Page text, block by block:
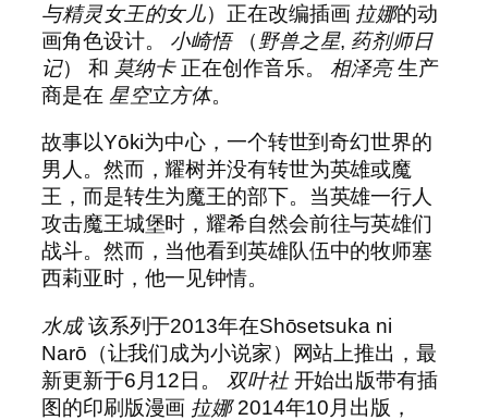
与精灵女王的女儿）正在改编插画 拉娜的动
画角色设计。 小崎悟（ 野兽之星, 药剂师日
记） 和 莫纳卡正在创作音乐。相泽亮生产
商是在 星空立方体。
故事以Yōki为中心，一个转世到奇幻世界的
男人。然而，耀树并没有转世为英雄或魔
王，而是转生为魔王的部下。当英雄一行人
攻击魔王城堡时，耀希自然会前往与英雄们
战斗。然而，当他看到英雄队伍中的牧师塞
西莉亚时，他一见钟情。
水成该系列于2013年在Shōsetsuka ni
Narō（让我们成为小说家）网站上推出，最
新更新于6月12日。 双叶社开始出版带有插
图的印刷版漫画 拉娜2014年10月出版，